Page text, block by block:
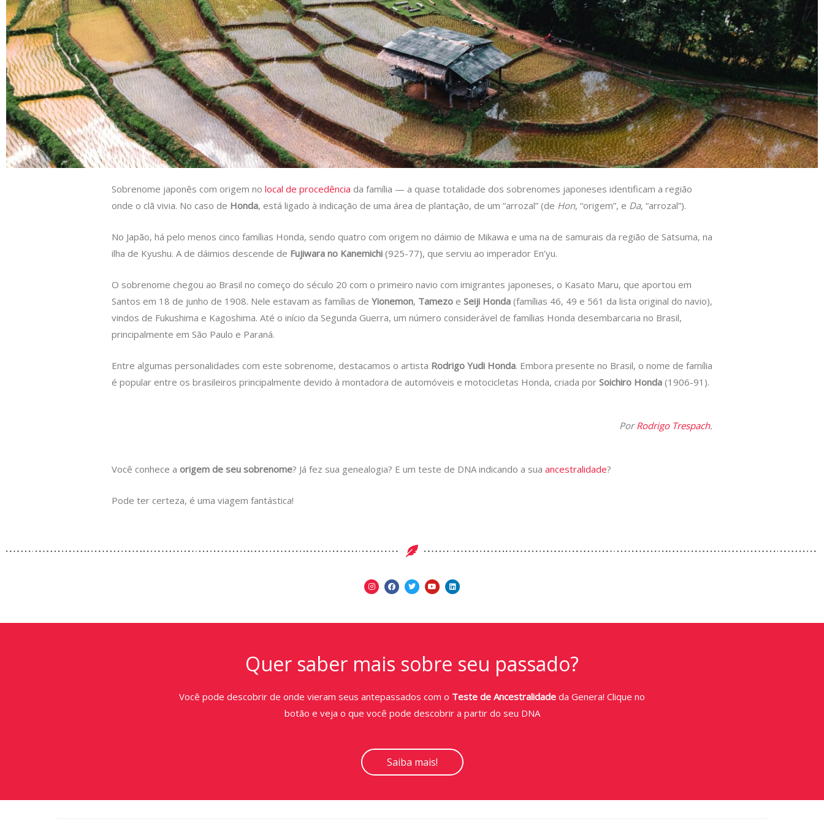
s
A
p
p
e
d
n
b
t
e
r
L
i
n
k
Sobrenome japonês com origem no local de procedência da família — a quase totalidade dos sobrenomes japoneses identificam a região
onde o clã vivia. No caso de Honda, está ligado à indicação de uma área de plantação, de um “arrozal” (de Hon, “origem”, e Da, “arrozal”).
No Japão, há pelo menos cinco famílias Honda, sendo quatro com origem no dáimio de Mikawa e uma na de samurais da região de Satsuma, na
ilha de Kyushu. A de dáimios descende de Fujiwara no Kanemichi (925-77), que serviu ao imperador En’yu.
O sobrenome chegou ao Brasil no começo do século 20 com o primeiro navio com imigrantes japoneses, o Kasato Maru, que aportou em
Santos em 18 de junho de 1908. Nele estavam as famílias de Yionemon, Tamezo e Seiji Honda (famílias 46, 49 e 561 da lista original do navio),
vindos de Fukushima e Kagoshima. Até o início da Segunda Guerra, um número considerável de famílias Honda desembarcaria no Brasil,
principalmente em São Paulo e Paraná.
Entre algumas personalidades com este sobrenome, destacamos o artista Rodrigo Yudi Honda. Embora presente no Brasil, o nome de família
é popular entre os brasileiros principalmente devido à montadora de automóveis e motocicletas Honda, criada por Soichiro Honda (1906-91).
PorRodrigo Trespach.
Você conhece a origem de seu sobrenome? Já fez sua genealogia? E um teste de DNA indicando a sua ancestralidade?
Pode ter certeza, é uma viagem fantástica!
Quer saber mais sobre seu passado?
Você pode descobrir de onde vieram seus antepassados com o Teste de Ancestralidade da Genera! Clique no
botão e veja o que você pode descobrir a partir do seu DNA
Saiba mais!